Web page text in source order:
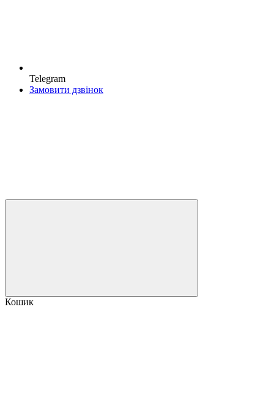
Telegram
Замовити дзвінок
Кошик